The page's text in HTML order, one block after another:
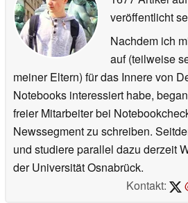
veröffentlicht
Nachdem ich
auf (teilweise
meiner Eltern) für das Innere von
Notebooks interessiert habe,
freier Mitarbeiter bei
Newssegment zu schreiben.
und studiere parallel dazu derzeit
der Universität Osnabrück.
Kontakt: